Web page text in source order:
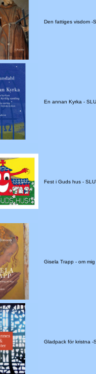
Den fattiges visdom -
En annan Kyrka -
Fest i Guds hus -
Gisela Trapp - om
Gladpack för kristna -